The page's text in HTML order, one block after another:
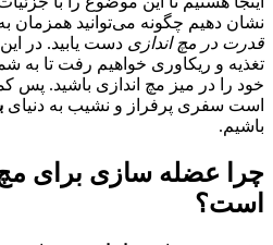
نشان دهیم چگونه می‌توانید همزمان
قدرت در مچ اندازی دست یابید. در
تغذیه و ریکاوری خواهیم رفت تا به
خود را در میز مچ اندازی باشید. پس
است سفری پرفراز و نشیب به دنیای
باشیم.
چرا عضله سازی برای مچ
است؟